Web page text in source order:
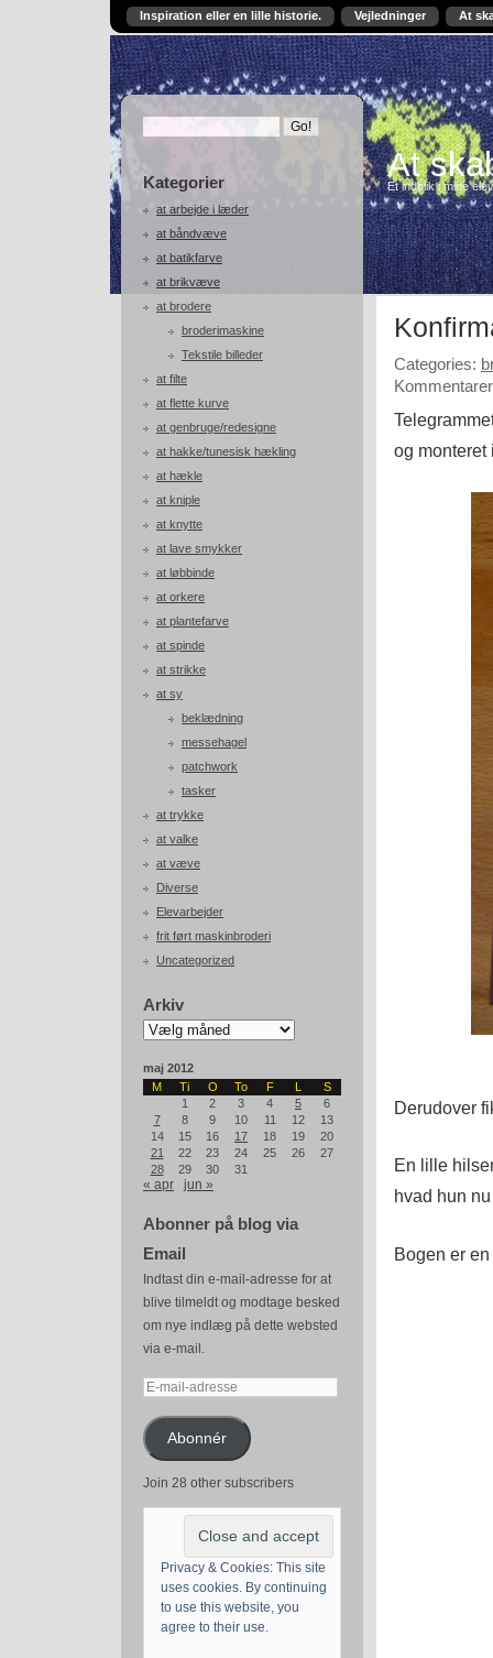
Inspiration eller en lille historie. Vejledninger At
Kategorier
at arbejde i læder
at båndvæve
at batikfarve
at brikvæve
at brodere
broderimaskine
Tekstile billeder
at filte
at flette kurve
at genbruge/redesigne
at hakke/tunesisk hækling
at hækle
at kniple
at knytte
at lave smykker
at løbbinde
at orkere
at plantefarve
at spinde
at strikke
at sy
beklædning
messehagel
patchwork
tasker
at trykke
at valke
at væve
Diverse
Elevarbejder
frit ført maskinbroderi
Uncategorized
Arkiv
Arkiv
maj 2012
M
Ti O To F L
S
1
2 3 4 5
6
7
8 9 10 11 12
13
14
15 16 17 18 19
20
21
22 23 24 25 26
27
28
29 30 31
« apr jun »
Abonner på blog via
Email
Indtast din e-mail-adresse for at
blive tilmeldt og modtage besked
om nye indlæg på dette websted
via e-mail.
E-
adresseAbonnér
Join 28 other subscribers
Privacy & Cookies: This site
uses cookies. By continuing
to use this website, you
agree to their use.
At
Et indblik i mine
Categories:
og monteret
Derudover
En lille
hvad hun
Bogen er